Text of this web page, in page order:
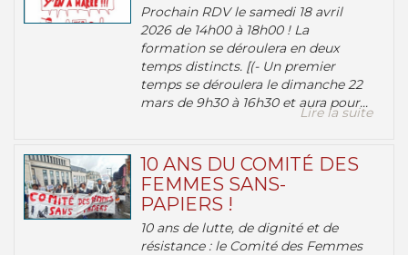
Prochain RDV le samedi 18 avril
2026 de 14h00 à 18h00 ! La
formation se déroulera en deux
temps distincts. [(- Un premier
temps se déroulera le dimanche 22
mars de 9h30 à 16h30 et aura pour...
Lire la suite
10 ANS DU COMITÉ DES
FEMMES SANS-
PAPIERS !
10 ans de lutte, de dignité et de
résistance : le Comité des Femmes